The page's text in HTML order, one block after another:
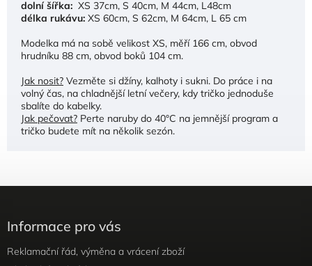
dolní šířka: XS 37cm, S 40cm, M 44cm, L48cm
délka rukávu: XS 60cm, S 62cm, M 64cm, L 65 cm
Modelka má na sobě velikost XS, měří 166 cm, obvod
hrudníku 88 cm, obvod boků 104 cm.
Jak nosit? Vezměte si džíny, kalhoty i sukni. Do práce i na
volný čas, na chladnější letní večery, kdy tričko jednoduše
sbalíte do kabelky.
Jak pečovat? Perte naruby do 40°C na jemnější program a
tričko budete mít na několik sezón.
Informace pro vás
Reklamační řád, výměna a vrácení zboží